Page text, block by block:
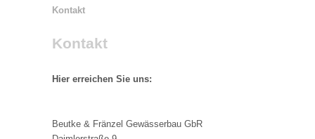
Kontakt
Kontakt
Hier erreichen Sie uns:
Beutke & Fränzel Gewässerbau GbR